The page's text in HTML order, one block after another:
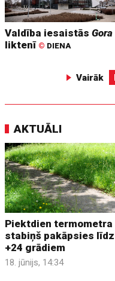
Valdība iesaistāsGora
liktenī © DIENA
Vairāk
AKTUĀLI
Piektdien termometra
stabiņš pakāpsies līdz
+24 grādiem
18. jūnijs, 14:34